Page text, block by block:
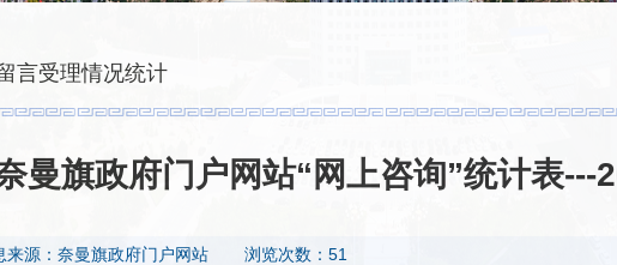
言受理情况统计
曼旗政府门户网站“网上咨询”统计表---
来源： 奈曼旗政府门户网站 浏览次数：51